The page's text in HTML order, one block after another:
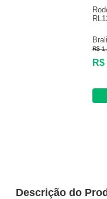
R$
R$
Descrição do